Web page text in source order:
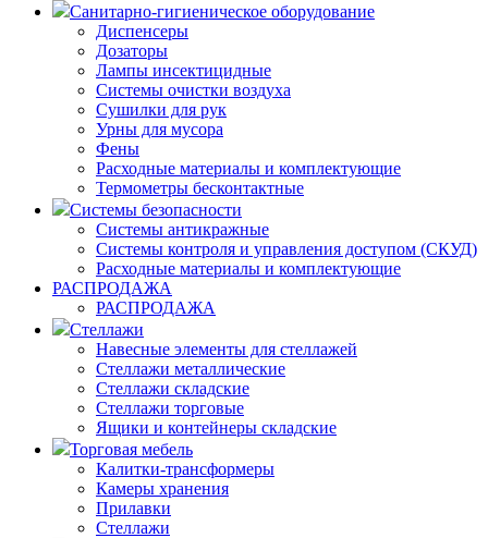
Санитарно-гигиеническое оборудование
Диспенсеры
Дозаторы
Лампы инсектицидные
Системы очистки воздуха
Сушилки для рук
Урны для мусора
Фены
Расходные материалы и комплектующие
Термометры бесконтактные
Системы безопасности
Системы антикражные
Системы контроля и управления доступом (СКУД)
Расходные материалы и комплектующие
РАСПРОДАЖА
РАСПРОДАЖА
Стеллажи
Навесные элементы для стеллажей
Стеллажи металлические
Стеллажи складские
Стеллажи торговые
Ящики и контейнеры складские
Торговая мебель
Калитки-трансформеры
Камеры хранения
Прилавки
Стеллажи